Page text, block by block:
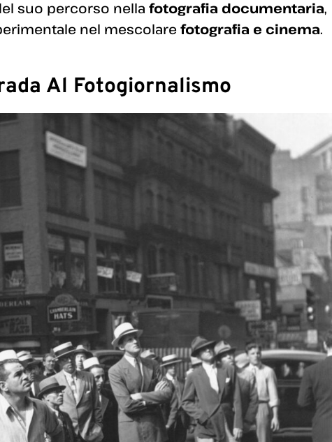
suo percorso nella fotografia documentaria,
nel mescolare fotografia e cinema.
Al Fotogiornalismo